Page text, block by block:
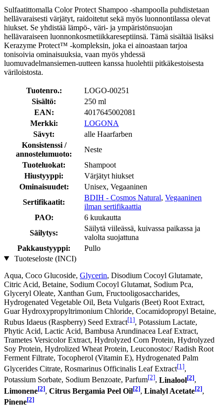
Sulfaatittomalla Color Protect Shampoo -shampoolla puhdistetaan
hellävaraisesti värjätyt, raidoitetut sekä myös luonnontilassa olevat
hiukset. Se yhdistää lämpö-, väri- ja ympäristönsuojan
hellävaraiseen luonnonkosmetiikkareseptiinsä. Tämä sisältää lisäksi
Kerazyme Protect™ -kompleksin, joka ei ainoastaan tarjoa
tonisoivia ominaisuuksia, vaan myös yhdessä
luomuvadelmansiemen-uutteen kanssa huolehtii pitkäkestoisesta
väriloistosta.
Tuotenro.:
LOGO-00251
Sisältö:
250 ml
EAN:
4017645002081
Merkki:
LOGONA
Sävyt:
alle Haarfarben
Konsistenssi /
annostelumuoto:
Neste
Tuoteluokat:
Shampoot
Hiustyyppi:
Värjätyt hiukset
Ominaisuudet:
Unisex, Vegaaninen
Sertifikaatit:
BDIH - Cosmos Natural, Vegaaninen
ilman sertifikaattia
PAO:
6 kuukautta
Säilytys:
Säilytä viileässä, kuivassa paikassa ja
valolta suojattuna
Pakkaustyyppi:
Pullo
Tuoteseloste (INCI)
Aqua, Coco Glucoside, Glycerin, Disodium Cocoyl Glutamate,
Citric Acid, Betaine, Sodium Cocoyl Glutamat, Sodium Pca,
Glyceryl Oleate, Xanthan Gum, Fructooligosaccharides,
Hydrogenated Vegetable Oil, Beta Vulgaris (Beet) Root Extract,
Guar Hydroxypropyltrimonium Chloride, Cocamidopropyl Betaine,
Rubus Idaeus (Raspberry) Seed Extract[1], Potassium Lactate,
Phytic Acid, Lactic Acid, Bambusa Arundinacea Leaf Extract,
Trametes Versicolor Extract, Hydrolyzed Corn Protein, Hydrolyzed
Soy Protein, Hydrolized Wheat Protein, Leuconostoc/ Radish Root
Ferment Filtrate, Tocopherol (Vitamin E), Hydrogenated Palm
Glycerides Citrate, Rosmarinus Officinalis Leaf Extract[1],
Potassium Sorbate, Sodium Benzoate, Parfum[2], Linalool[2],
Limonene[2], Citrus Bergamia Peel Oil[2], Linalyl Acetate[2],
Pinene[2]